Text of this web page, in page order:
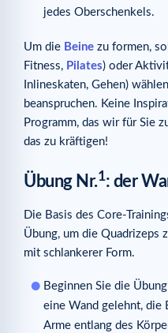
jedes Oberschenkels.
Um die Beine zu formen,
Fitness, Pilates) oder
Inlineskaten, Gehen)
beanspruchen. Keine
Programm, das wir für Sie
das zu kräftigen!
Übung Nr.1: der
Die Basis des Core-
Übung, um die Quadrizeps
mit schlankerer Form.
Beginnen Sie die
eine Wand gelehnt, die
Arme entlang des